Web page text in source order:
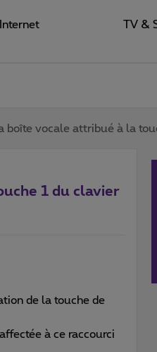
Internet TV &
boîte vocale attribué à la
1 du clavier
de la touche de
à ce raccourci